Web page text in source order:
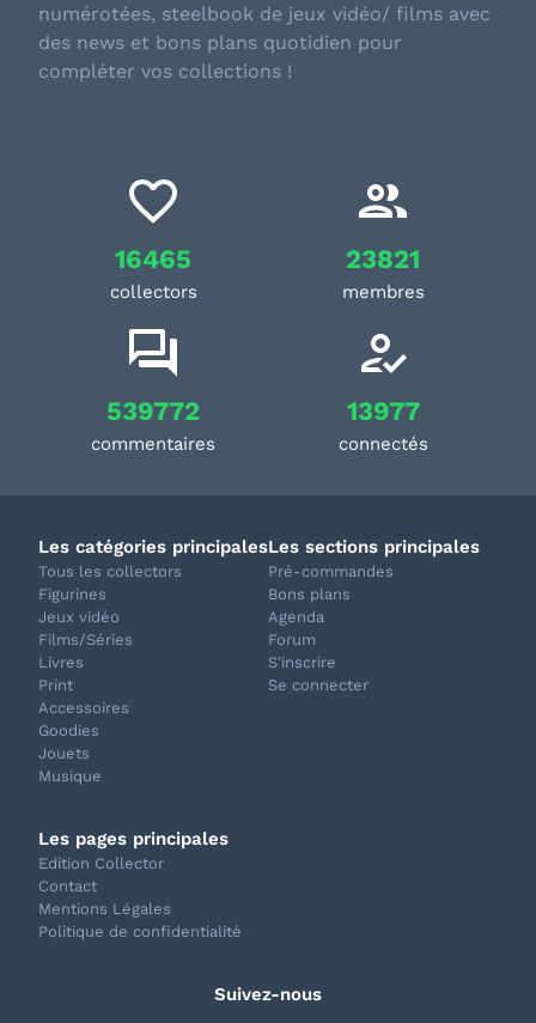
numérotées, steelbook de jeux vidéo/ films avec
des news et bons plans quotidien pour
compléter vos collections !
16465
collectors
23821
membres
539772
commentaires
13977
connectés
Les catégories principales
Tous les collectors
Figurines
Jeux vidéo
Films/Séries
Livres
Print
Accessoires
Goodies
Jouets
Musique
Les sections principales
Pré-commandes
Bons plans
Agenda
Forum
S'inscrire
Se connecter
Les pages principales
Edition Collector
Contact
Mentions Légales
Politique de confidentialité
Suivez-nous